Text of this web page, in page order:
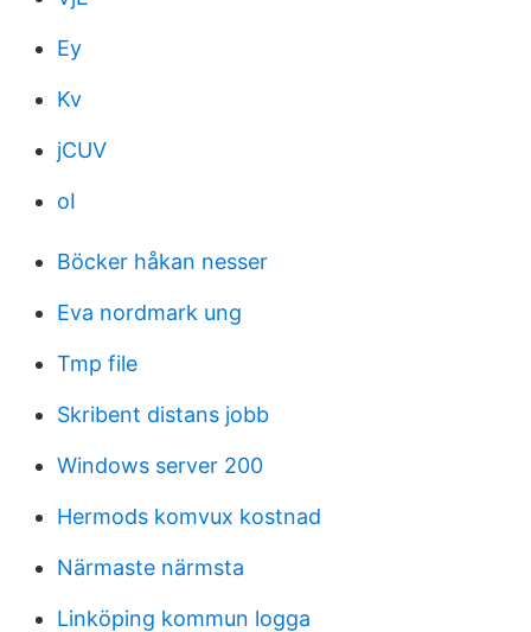
Ey
Kv
jCUV
oI
Böcker håkan nesser
Eva nordmark ung
Tmp file
Skribent distans jobb
Windows server 200
Hermods komvux kostnad
Närmaste närmsta
Linköping kommun logga